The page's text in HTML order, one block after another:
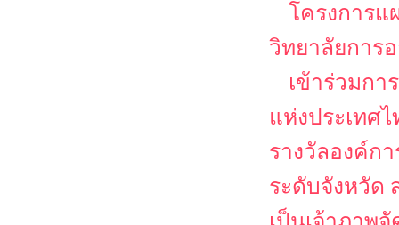
โครงการ
วิทยาลัยการ
เข้าร่วมก
แห่งประเทศ
รางวัลองค์ก
ระดับจังหวัด